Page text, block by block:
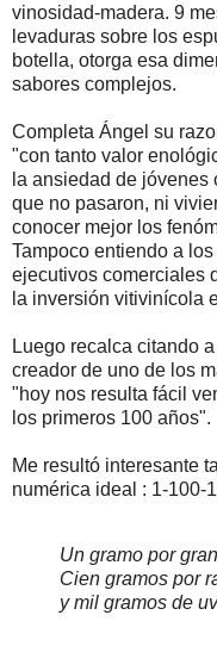
vinosidad-madera. 9
levaduras sobre los
botella, otorga esa
sabores complejos.
Completa Ángel su
"con tanto valor
la ansiedad de
que no pasaron, ni
conocer mejor los
Tampoco entiendo a
ejecutivos comerciales
la inversión vitivinícola
Luego recalca citando
creador de uno de los
"hoy nos resulta fácil
los primeros 100 años".
Me resultó interesante
numérica ideal : 1-100-
Un gramo por
Cien gramos por
y mil gramos de